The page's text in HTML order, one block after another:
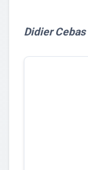
Didier Cebas